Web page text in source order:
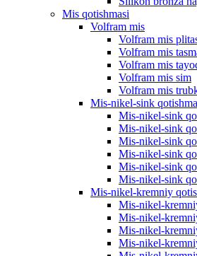
Mis qotishmasi
Volfram mis
Volfram mis
Volfram mis
Volfram mis
Volfram mis sim
Volfram mis
Mis-nikel-sink
Mis-nikel-sink
Mis-nikel-sink
Mis-nikel-sink
Mis-nikel-sink
Mis-nikel-sink
Mis-nikel-sink
Mis-nikel-kremniy
Mis-nikel-
Mis-nikel-
Mis-nikel-
Mis-nikel-